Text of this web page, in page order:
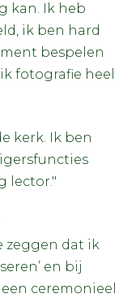
kan. Ik heb
ik ben hard
bespelen
fotografie heel
kerk. Ik ben
lector."
zeggen dat ik
en bij
ceremonieel